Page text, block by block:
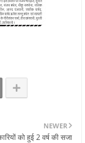
NEWER
को हुई 2 वर्ष की सजा